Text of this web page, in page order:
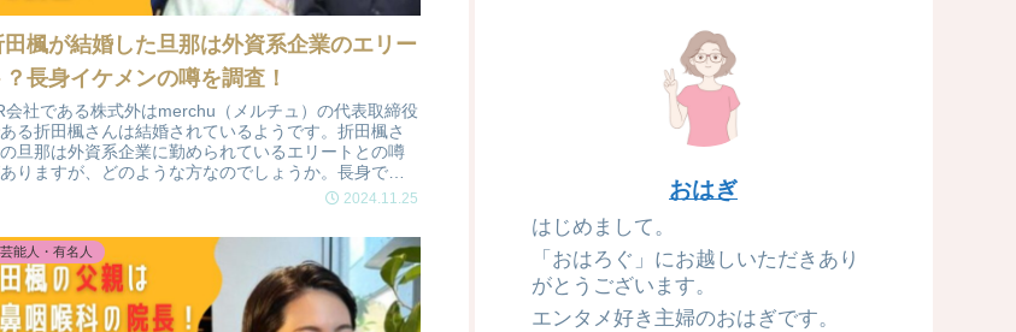
田楓が結婚した旦那は外資系企業のエリー
？長身イケメンの噂を調査！
会社である株式外はmerchu（メルチュ）の代表取締役
る折田楓さんは結婚されているようです。折田楓さ
旦那は外資系企業に勤められているエリートとの噂
りますが、どのような方なのでしょうか。長身でイ
メンと言われている折田楓さんの旦那について調査し
2024.11.25
芸能人・有名人
おはぎ
はじめまして。
「おはろぐ」にお越しいただきあり
がとうございます。
エンタメ好き主婦のおはぎです。